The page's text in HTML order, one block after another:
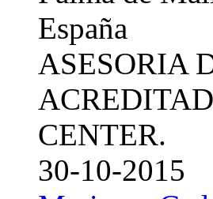
España
ASESORIA
CENTER.
30-10-2015